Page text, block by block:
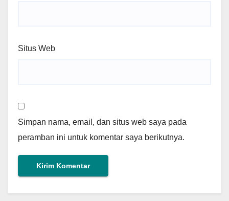
Situs Web
Simpan nama, email, dan situs web saya pada
peramban ini untuk komentar saya berikutnya.